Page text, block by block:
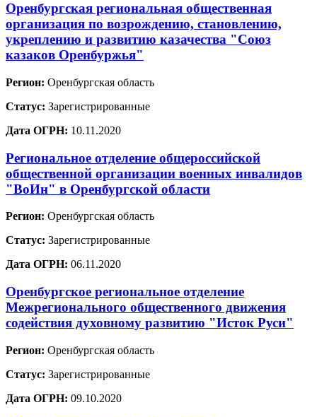
Оренбургская региональная общественная
организация по возрождению, становлению,
укреплению и развитию казачества "Союз
казаков Оренбуржья"
Регион: Оренбургская область
Статус: Зарегистрированные
Дата ОГРН: 10.11.2020
Региональное отделение общероссийской
общественной организации военных инвалидов
"ВоИн" в Оренбургской области
Регион: Оренбургская область
Статус: Зарегистрированные
Дата ОГРН: 06.11.2020
Оренбургское региональное отделение
Межрегионального общественного движения
содействия духовному развитию "Исток Руси"
Регион: Оренбургская область
Статус: Зарегистрированные
Дата ОГРН: 09.10.2020